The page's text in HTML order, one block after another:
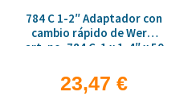
784 C 1-2″ Adaptador con
cambio rápido de Wera,
art. no. 784 C-1 x 1-4″ x 50
23,47 €